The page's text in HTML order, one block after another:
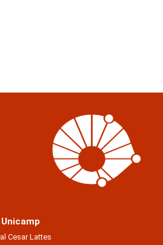
Cesar Lattes